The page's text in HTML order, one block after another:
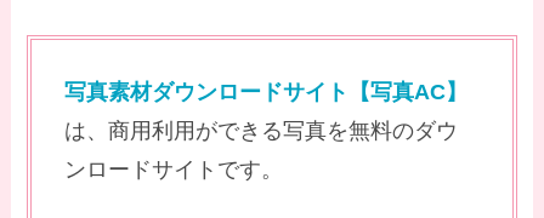
写真素材ダウンロードサイト【写真AC】
は、商用利用ができる写真を無料のダウ
ンロードサイトです。